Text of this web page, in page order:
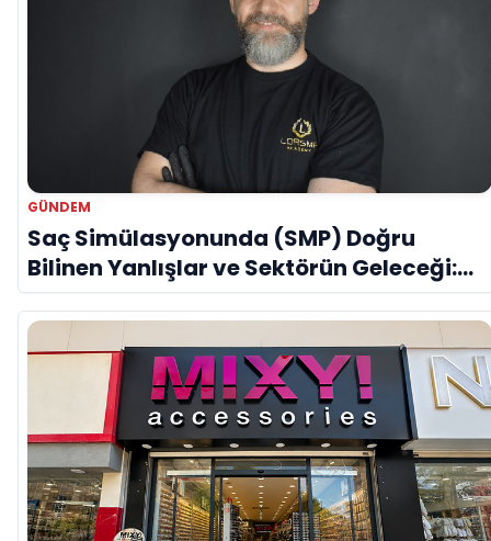
GÜNDEM
Saç Simülasyonunda (SMP) Doğru
Bilinen Yanlışlar ve Sektörün Geleceği:
Onur Akdeniz ile Özel Röportaj